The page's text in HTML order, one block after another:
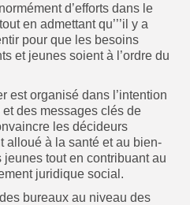
d’efforts dans le
en admettant qu’’’il y a
pour que les besoins
et jeunes soient à l’ordre du
est organisé dans l’intention
des messages clés de
les décideurs
alloué à la santé et au bien-
tout en contribuant au
juridique social.
bureaux au niveau des